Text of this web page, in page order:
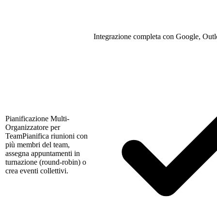
Integrazione completa con Google,
Pianificazione Multi-
Organizzatore per
TeamPianifica riunioni con
più membri del team,
assegna appuntamenti in
turnazione (round-robin) o
crea eventi collettivi.